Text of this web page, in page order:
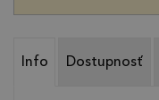
Info Dostupnosť